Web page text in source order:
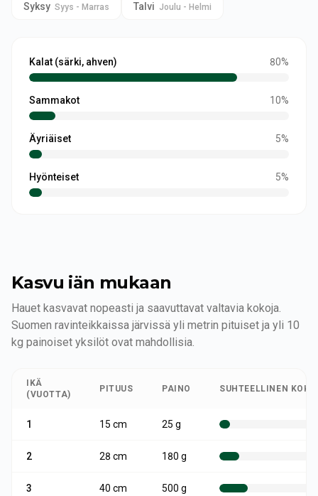
Syksy Syys - Marras Talvi Joulu - Helmi
Kalat (särki, ahven) 80%
Sammakot 10%
Äyriäiset 5%
Hyönteiset 5%
Kasvu iän mukaan
Hauet kasvavat nopeasti ja saavuttavat valtavia kokoja.
Suomen ravinteikkaissa järvissä yli metrin pituiset ja yli 10
kg painoiset yksilöt ovat mahdollisia.
IKÄ
(VUOTTA)
PITUUS PAINO SUHTEELLINEN KOKO
1 15 cm 25 g
2 28 cm 180 g
3 40 cm 500 g